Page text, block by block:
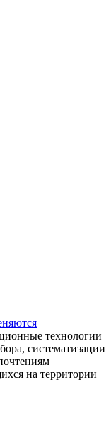
технологии
систематизации
на территории